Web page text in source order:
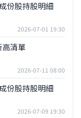
份股持股明細
2026-07-01 19:30
高清單
2026-07-11 08:00
份股持股明細
2026-07-09 19:30